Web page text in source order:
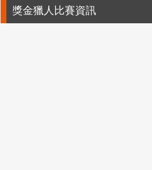
獎金獵人比賽資訊